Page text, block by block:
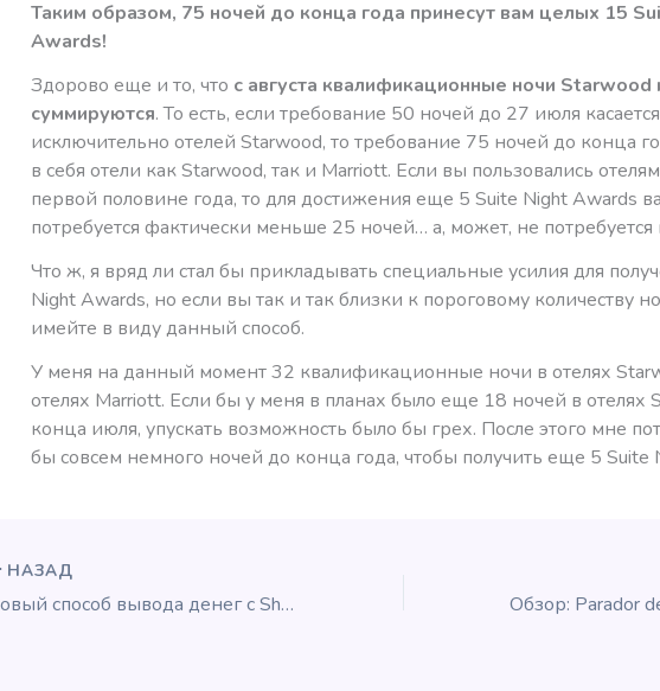
Таким образом, 75 ночей до конца года принесут вам целых 15
Awards!
Здорово еще и то, что с августа квалификационные ночи
суммируются. То есть, если требование 50 ночей до 27 июля касается
исключительно отелей Starwood, то требование 75 ночей до конца
в себя отели как Starwood, так и Marriott. Если вы пользовались
первой половине года, то для достижения еще 5 Suite Night Awards
потребуется фактически меньше 25 ночей… а, может, не потребуется
Что ж, я вряд ли стал бы прикладывать специальные усилия для
Night Awards, но если вы так и так близки к пороговому количеству
имейте в виду данный способ.
У меня на данный момент 32 квалификационные ночи в отелях
отелях Marriott. Если бы у меня в планах было еще 18 ночей в отелях
конца июля, упускать возможность было бы грех. После этого мне
бы совсем немного ночей до конца года, чтобы получить еще 5 Suite
НАЗАД
Новый способ вывода денег с Shoop: авиосы British Airways!